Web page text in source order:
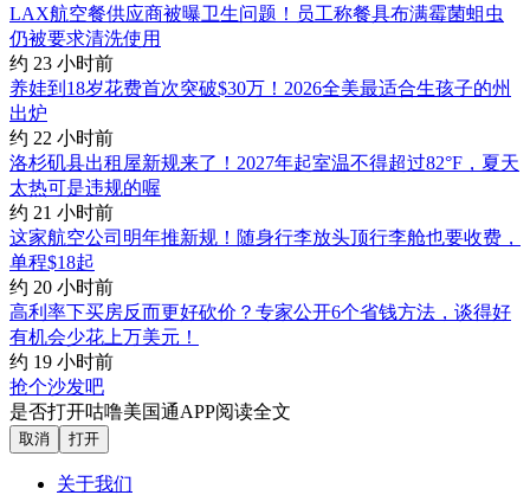
LAX航空餐供应商被曝卫生问题！员工称餐具布满霉菌蛆虫
仍被要求清洗使用
约 23 小时前
养娃到18岁花费首次突破$30万！2026全美最适合生孩子的州
出炉
约 22 小时前
洛杉矶县出租屋新规来了！2027年起室温不得超过82°F，夏天
太热可是违规的喔
约 21 小时前
这家航空公司明年推新规！随身行李放头顶行李舱也要收费，
单程$18起
约 20 小时前
高利率下买房反而更好砍价？专家公开6个省钱方法，谈得好
有机会少花上万美元！
约 19 小时前
抢个沙发吧
是否打开咕噜美国通APP阅读全文
取消 打开
关于我们